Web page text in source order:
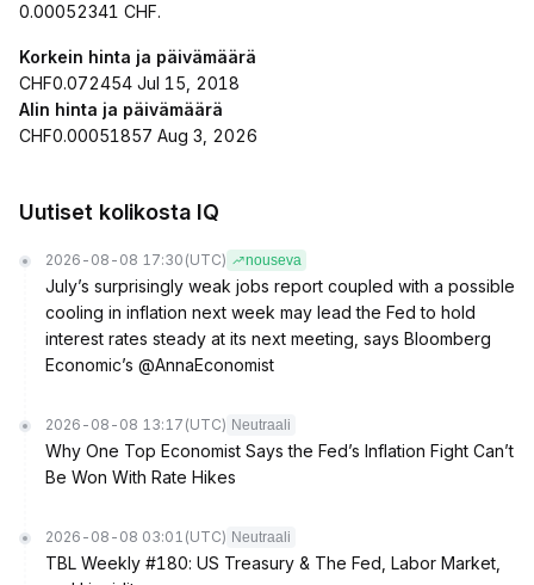
0.00052341 CHF.
Korkein hinta ja päivämäärä
CHF0.072454 Jul 15, 2018
Alin hinta ja päivämäärä
CHF0.00051857 Aug 3, 2026
Uutiset kolikosta IQ
2026-08-08 17:30 (UTC) nouseva
July’s surprisingly weak jobs report coupled with a possible
cooling in inflation next week may lead the Fed to hold
interest rates steady at its next meeting, says Bloomberg
Economic’s @AnnaEconomist
2026-08-08 13:17 (UTC) Neutraali
Why One Top Economist Says the Fed’s Inflation Fight Can’t
Be Won With Rate Hikes
2026-08-08 03:01 (UTC) Neutraali
TBL Weekly #180: US Treasury & The Fed, Labor Market,